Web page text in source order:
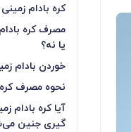
کره بادام
مصرف کره
یا نه؟
خوردن بادام
نحوه مصرف کره
آیا کره بادام
گیری جنین